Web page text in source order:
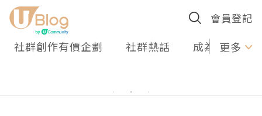
會員登記
社群創作有價企劃 社群熱話 成為U更多